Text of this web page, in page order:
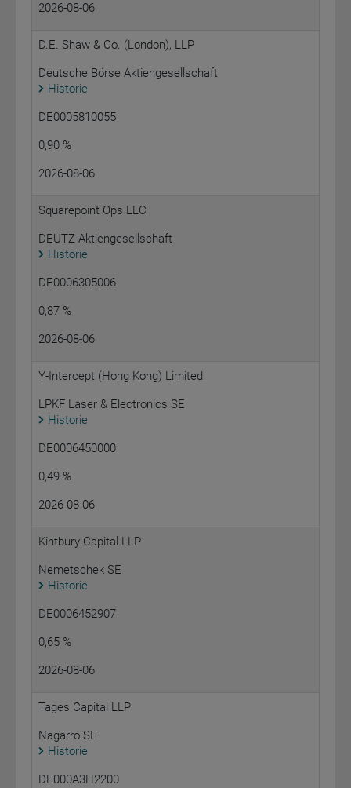
2026-08-06
D.E. Shaw & Co. (London), LLP
Deutsche Börse Aktiengesellschaft
Historie
DE0005810055
0,90 %
2026-08-06
Squarepoint Ops LLC
DEUTZ Aktiengesellschaft
Historie
DE0006305006
0,87 %
2026-08-06
Y-Intercept (Hong Kong) Limited
LPKF Laser & Electronics SE
Historie
DE0006450000
0,49 %
2026-08-06
Kintbury Capital LLP
Nemetschek SE
Historie
DE0006452907
0,65 %
2026-08-06
Tages Capital LLP
Nagarro SE
Historie
DE000A3H2200